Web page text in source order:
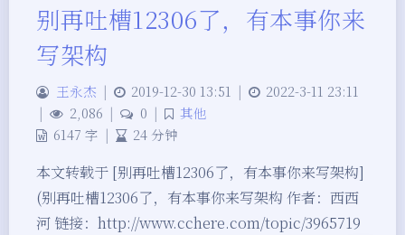
夜间模式
浅阴影 深阴影
关闭 日落 暗化 灰度
别再吐槽12306了，有本事你来
写架构
王永杰 | 2019-12-30 13:51 |
2022-3-11 23:11
|
2,086 | 0 |
其他
6147 字 | 24 分钟
本文转载于 [别再吐槽12306了，有本事你来写架构]
(别再吐槽12306了，有本事你来写架构 作者：西西
河 链接：http://www.cchere.com/topic/3965719